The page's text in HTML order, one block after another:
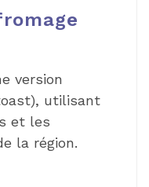
version
utilisant
et les
la région.